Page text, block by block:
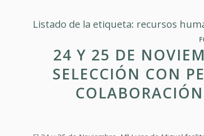
Listado de la etiqueta: recursos
24 Y 25 DE
SELECCIÓN CON